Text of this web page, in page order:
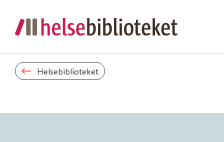
Helsebiblioteket